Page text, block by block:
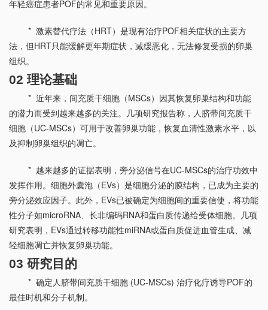
年轻癌症患者POF的常见和重要原因。
* 激素替代疗法（HRT）是现有治疗POF相关症状的主要方
法，但HRT只能缓解更年期症状，减缓恶化，无法修复受损的卵巢
组织。
02 理论基础
* 近年来，间充质干细胞（MSCs）因其恢复卵巢结构和功能
的潜力而受到越来越多的关注。几项研究报告称，人脐带间充质干
细胞（UC-MSCs）可用于改善卵巢功能，恢复血清性激素水平，以
及抑制卵巢组织的凋亡。
* 越来越多的证据表明，旁分泌信号在UC-MSCs的治疗功效中
发挥作用。细胞外囊泡（EVs）是细胞分泌的膜结构，已成为主要的
旁分泌效应因子。此外，EVs已被确定为细胞间的重要信使，将功能
性分子如microRNA、长非编码RNA和蛋白质传递给受体细胞。几项
研究表明，EVs通过转移功能性miRNA或蛋白质促进血管生成、减
轻细胞凋亡并恢复卵巢功能。
03 研究目的
* 确定人脐带间充质干细胞 (UC-MSCs) 治疗化疗诱导POF的
最佳时机和分子机制。